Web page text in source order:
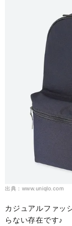
出典：www.uniqlo.com
カジュアルファッ
らない存在です♪